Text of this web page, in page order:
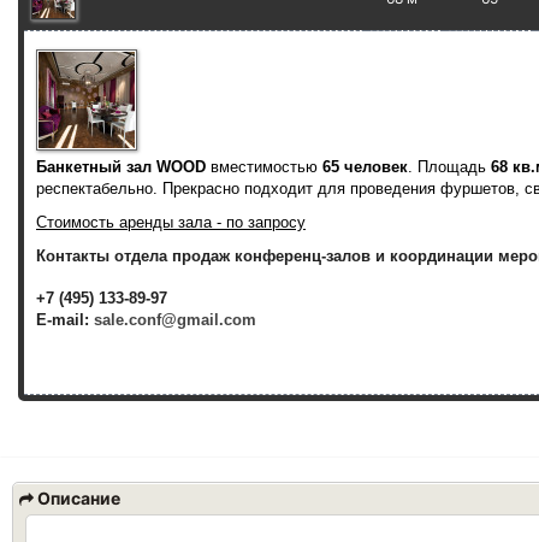
Банкетный зал WOOD вместимостью 65 человек. Площадь 68
респектабельно. Прекрасно подходит для проведения фуршетов,
Стоимость аренды зала - по запросу
Контакты отдела продаж конференц-залов и координации
+7 (495) 133-89-97
E-mail: sale.conf@gmail.com
Описание